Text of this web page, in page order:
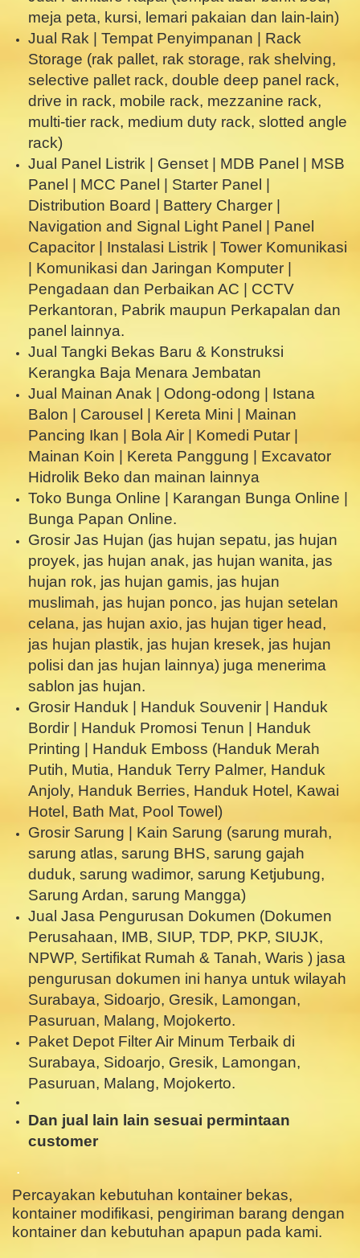
meja peta, kursi, lemari pakaian dan lain-lain)
Jual Rak | Tempat Penyimpanan | Rack
Storage (rak pallet, rak storage, rak shelving,
selective pallet rack, double deep panel rack,
drive in rack, mobile rack, mezzanine rack,
multi-tier rack, medium duty rack, slotted angle
rack)
Jual Panel Listrik | Genset | MDB Panel | MSB
Panel | MCC Panel | Starter Panel |
Distribution Board | Battery Charger |
Navigation and Signal Light Panel | Panel
Capacitor | Instalasi Listrik | Tower Komunikasi
| Komunikasi dan Jaringan Komputer |
Pengadaan dan Perbaikan AC | CCTV
Perkantoran, Pabrik maupun Perkapalan dan
panel lainnya.
Jual Tangki Bekas Baru & Konstruksi
Kerangka Baja Menara Jembatan
Jual Mainan Anak | Odong-odong | Istana
Balon | Carousel | Kereta Mini | Mainan
Pancing Ikan | Bola Air | Komedi Putar |
Mainan Koin | Kereta Panggung | Excavator
Hidrolik Beko dan mainan lainnya
Toko Bunga Online | Karangan Bunga Online |
Bunga Papan Online.
Grosir Jas Hujan (jas hujan sepatu, jas hujan
proyek, jas hujan anak, jas hujan wanita, jas
hujan rok, jas hujan gamis, jas hujan
muslimah, jas hujan ponco, jas hujan setelan
celana, jas hujan axio, jas hujan tiger head,
jas hujan plastik, jas hujan kresek, jas hujan
polisi dan jas hujan lainnya) juga menerima
sablon jas hujan.
Grosir Handuk | Handuk Souvenir | Handuk
Bordir | Handuk Promosi Tenun | Handuk
Printing | Handuk Emboss (Handuk Merah
Putih, Mutia, Handuk Terry Palmer, Handuk
Anjoly, Handuk Berries, Handuk Hotel, Kawai
Hotel, Bath Mat, Pool Towel)
Grosir Sarung | Kain Sarung (sarung murah,
sarung atlas, sarung BHS, sarung gajah
duduk, sarung wadimor, sarung Ketjubung,
Sarung Ardan, sarung Mangga)
Jual Jasa Pengurusan Dokumen (Dokumen
Perusahaan, IMB, SIUP, TDP, PKP, SIUJK,
NPWP, Sertifikat Rumah & Tanah, Waris ) jasa
pengurusan dokumen ini hanya untuk wilayah
Surabaya, Sidoarjo, Gresik, Lamongan,
Pasuruan, Malang, Mojokerto.
Paket Depot Filter Air Minum Terbaik di
Surabaya, Sidoarjo, Gresik, Lamongan,
Pasuruan, Malang, Mojokerto.
Dan jual lain lain sesuai permintaan
customer
.
Percayakan kebutuhan kontainer bekas,
kontainer modifikasi, pengiriman barang dengan
kontainer dan kebutuhan apapun pada kami.